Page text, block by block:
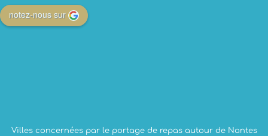
notez-nous sur
Villes concernées par le portage de repas autour de Nantes